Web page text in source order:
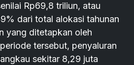
Rp69,8 triliun, atau
dari total alokasi tahunan
yang ditetapkan oleh
tersebut, penyaluran
sekitar 8,29 juta